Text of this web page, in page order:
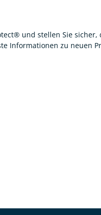
und stellen Sie
Informationen zu neuen